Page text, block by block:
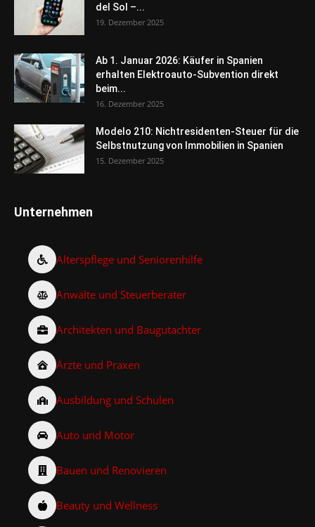
del Sol –...
19. Dezember 2025
Ab 1. Januar 2026: Käufer in Spanien
erhalten Elektroauto-Subvention direkt
beim...
16. Dezember 2025
Modelo 210: Nichtresidenten-Steuer für die
Selbstnutzung von Immobilien in Spanien
15. Dezember 2025
Unternehmen
Alterspflege und Seniorenhilfe
Anwälte und Steuerberater
Architekten und Baugutachter
Ärzte und Praxen
Ausbildung und Schulen
Auto und Motor
Bauen und Renovieren
Beauty und Wellness